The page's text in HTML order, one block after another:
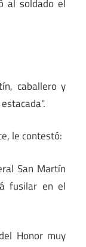
al soldado el
caballero y
le contestó:
San Martín
fusilar en el
Honor muy